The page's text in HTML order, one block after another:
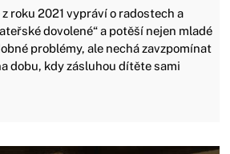
roku 2021 vypráví o radostech a
dovolené“ a potěší nejen mladé
problémy, ale nechá zavzpomínat
dobu, kdy zásluhou dítěte sami